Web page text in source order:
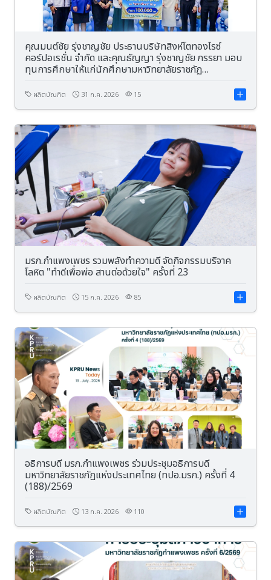
คุณมนต์ชัย รุ่งชาญชัย ประธานบริษัทสิงห์โตทองไรซ์
คอร์ปอเรชั่น จำกัด และคุณธัญญา รุ่งชาญชัย ภรรยา มอบ
ทุนการศึกษาให้แก่นักศึกษามหาวิทยาลัยราชภัฏ
ผลิตบัณฑิต 31 ก.ค. 2026 15
มรภ.กำแพงเพชร รวมพลังทำความดี จัดกิจกรรมบริจาค
โลหิต "ทำดีเพื่อพ่อ สานต่อด้วยใจ" ครั้งที่ 23
ผลิตบัณฑิต 15 ก.ค. 2026 85
อธิการบดี มรภ.กำแพงเพชร ร่วมประชุมอธิการบดี
มหาวิทยาลัยราชภัฏแห่งประเทศไทย (ทปอ.มรภ.) ครั้งที่ 4
(188)/2569
ผลิตบัณฑิต 13 ก.ค. 2026 110